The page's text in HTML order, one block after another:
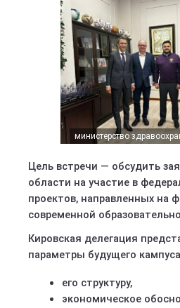
министерство
Цель встречи — обсудить
области на участие в
проектов, направленных на
современной
Кировская делегация
параметры будущего
его структуру,
экономическое